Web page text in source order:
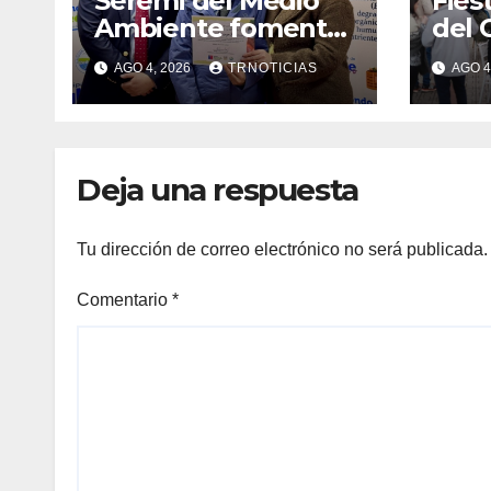
Ambiente fomentó
iniciativa de
vermicompostaje
domiciliario en
AGO 4, 2026 TRNOTICIAS
del
AGO
Deja una respuesta
Tu dirección de correo electrónico no será publicada.
Comentario *